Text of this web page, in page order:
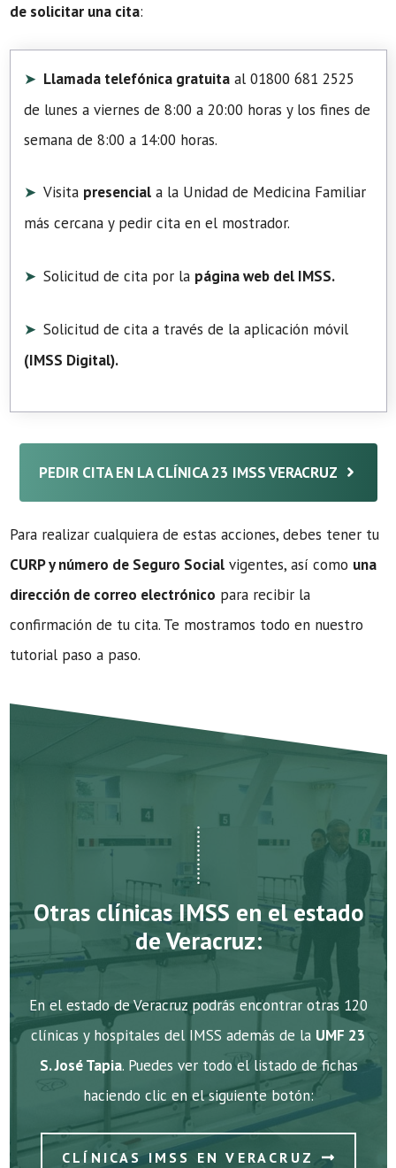
de solicitar una cita:
Llamada telefónica gratuita al 01800 681 2525
de lunes a viernes de 8:00 a 20:00 horas y los fines de
semana de 8:00 a 14:00 horas.
Visita presencial a la Unidad de Medicina Familiar
más cercana y pedir cita en el mostrador.
Solicitud de cita por la página web del IMSS.
Solicitud de cita a través de la aplicación móvil
(IMSS Digital).
PEDIR CITA EN LA CLÍNICA 23 IMSS VERACRUZ
Para realizar cualquiera de estas acciones, debes tener tu
CURP y número de Seguro Social vigentes, así como una
dirección de correo electrónico para recibir la
confirmación de tu cita. Te mostramos todo en nuestro
tutorial paso a paso.
Otras clínicas IMSS en el estado
de Veracruz:
En el estado de Veracruz podrás encontrar otras 120
clínicas y hospitales del IMSS además de la UMF 23
S. José Tapia. Puedes ver todo el listado de fichas
haciendo clic en el siguiente botón:
CLÍNICAS IMSS EN VERACRUZ